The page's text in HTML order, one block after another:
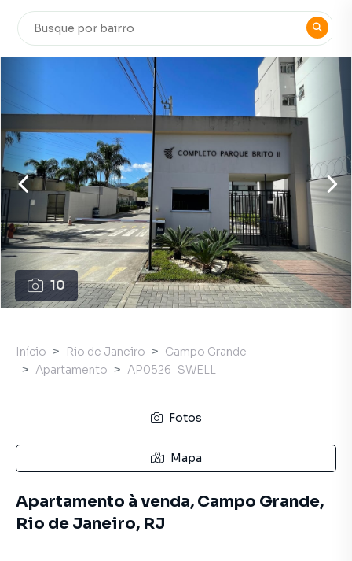
10
Início Rio de Janeiro
Campo Grande
Apartamento
AP0526_SWELL
Fotos
Mapa
Apartamento à venda, Campo Grande,
Rio de Janeiro, RJ